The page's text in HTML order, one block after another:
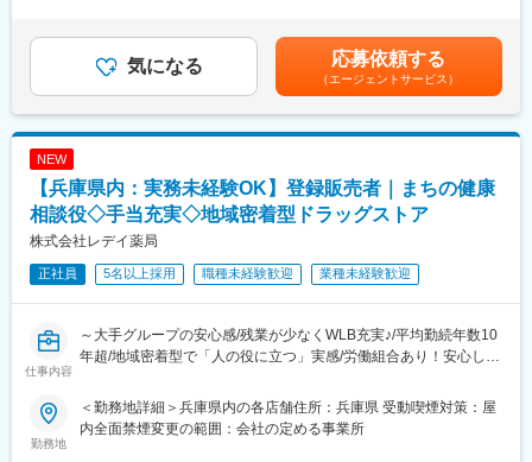
がり、結果として福祉用具を利用する方のお役に立てるやりがい
のある仕事です。
◎身につく福祉用具・介護業界の知識は、今後の高齢化社会での
◎当社の営業職は「人として、人のために」働く喜びがありま
■入社後の研修について：
導入研修・OJTを通じて仕事を学びます。入社後2～3カ月間は
OJTで知識をつけていただき、早ければ2～3カ月、遅ければ半年
■組織構成：
営業は4部門に分かれていますが、今回はクリティカルケア製品
（人工呼吸器、救急・麻酔関連製品等）及び病院設備関連製品
ス、圧可変式シャントバルブ等）の担当となります。
開発、販売の歴史を持つ人工呼吸器のみならず、急性期領域、在
宅ケア、手術室設備、外科系製品、産婦人科製品など、幅広い商
【日系×世界展開の医療機器企業】
日本における最先端医療機器の輸入商社として国内トップシェア
経験・スキル考慮の上決定します。賃金はあくまでも目安の金額
であり、選考を通じて上下する可能性があります。月給(月額)は固
定手当を含めた表記です。
気になる 応募依頼する
（エージェントサービス）
NEW
【兵庫県内：実務未経験OK】登録販売者｜まちの健康
相談役◇手当充実◇地域密着型ドラッグストア
株式会社レデイ薬局
正社員 5名以上採用 職種未経験歓迎 業種未経験歓迎
仕事内容
～大手グループの安心感/残業が少なくWLB充実♪/平均勤続年数10
年超/地域密着型で「人の役に立つ」実感/労働組合あり！安心して
■仕事内容：
勤務地
＜勤務地詳細＞兵庫県内の各店舗住所：兵庫県 受動喫煙対策：屋
内全面禁煙変更の範囲：会社の定める事業所